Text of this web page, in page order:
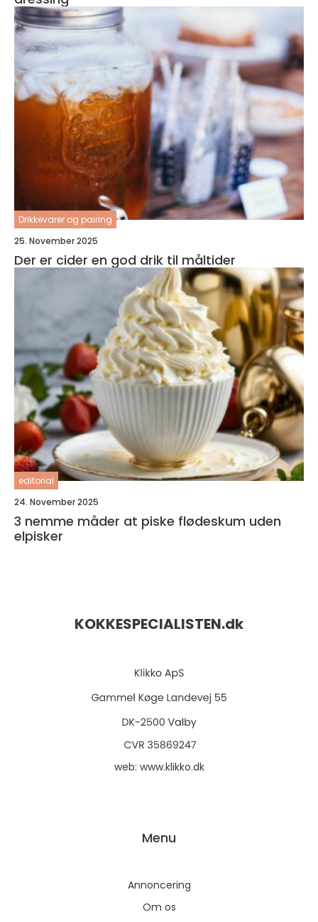
Drikkevarer og pairing
25. November 2025
Der er cider en god drik til måltider
editorial
24. November 2025
3 nemme måder at piske flødeskum uden
elpisker
KOKKESPECIALISTEN.dk
web: www.klikko.dk
Menu
Annoncering
Om os